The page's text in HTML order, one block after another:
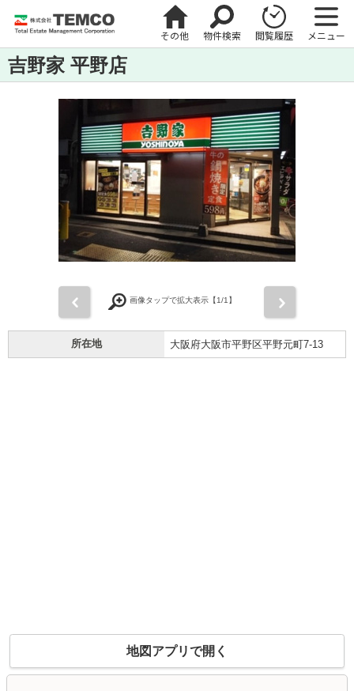
その他 物件検索 閲覧履歴 メニュー
吉野家 平野店
画像タップで拡大表示【1/1】
所在地 大阪府大阪市平野区平野元町7-13
地図アプリで開く